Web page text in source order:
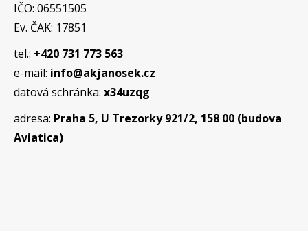
IČO: 06551505
Ev. ČAK: 17851
tel.: +420 731 773 563
e-mail: info@akjanosek.cz
datová schránka: x34uzqg
adresa: Praha 5, U Trezorky 921/2, 158 00 (budova
Aviatica)